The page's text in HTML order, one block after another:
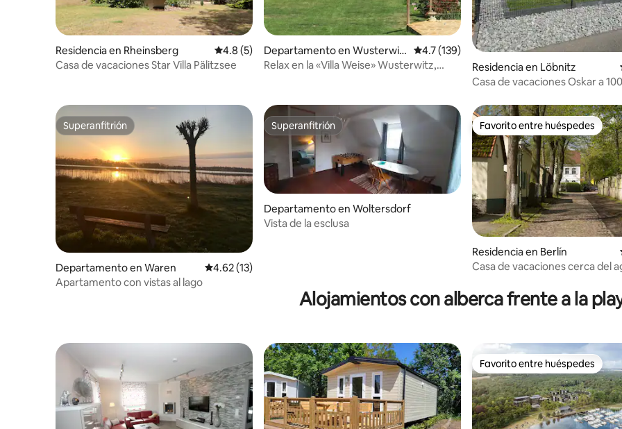
Residencia en Rheinsberg Calificación promedio: 4.8 de 5; 5 evaluaciones
4.8 (5)
Casa de vacaciones Star Villa Pälitzsee
Departamento en Wusterwit
z
Calificación promedio: 4.7 de 5; 139
4.7 (139)
Relax en la «Villa Weise» Wusterwitz,
Residencia en Löbnitz
Casa de vacaciones Oskar a
Superanfitrión
Superanfitrión
Departamento en Waren Calificación promedio: 4.62 de 5; 13 evaluaciones
4.62 (13)
Apartamento con vistas al lago
Superanfitrión
Superanfitrión
Departamento en Woltersdorf
Vista de la esclusa
Favorito entre huéspedes
Favorito entre huéspedes
Residencia en Berlín
Casa de vacaciones cerca del
Alojamientos con alberca frente a la
Favorito entre huéspedes
Favorito entre huéspedes